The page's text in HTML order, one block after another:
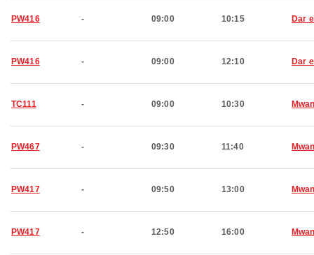
PW416 - 09:00 10:15 Dar
PW416 - 09:00 12:10 Dar
TC111 - 09:00 10:30
PW467 - 09:30 11:40
PW417 - 09:50 13:00
PW417 - 12:50 16:00